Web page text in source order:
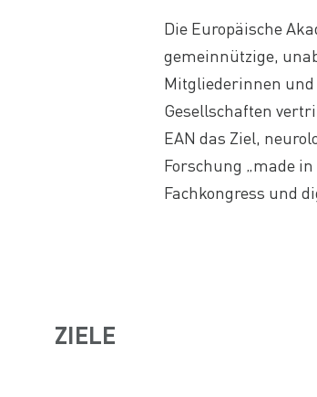
Die Europäische
gemeinnützige,
Mitgliederinnen und
Gesellschaften
EAN das Ziel,
Forschung „made
Fachkongress und
ZIELE